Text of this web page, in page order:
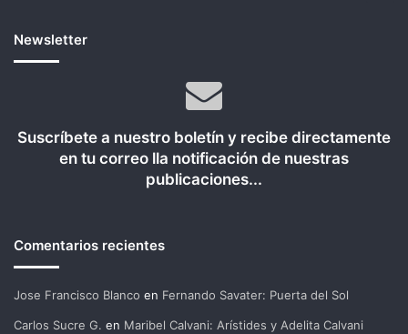
Newsletter
Suscríbete a nuestro boletín y recibe directamente
en tu correo lla notificación de nuestras
publicaciones...
Comentarios recientes
Jose Francisco Blanco en Fernando Savater: Puerta del Sol
Carlos Sucre G. en Maribel Calvani: Arístides y Adelita Calvani